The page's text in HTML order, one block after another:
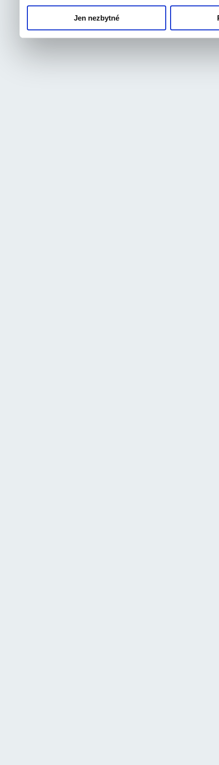
Jen nezbytné